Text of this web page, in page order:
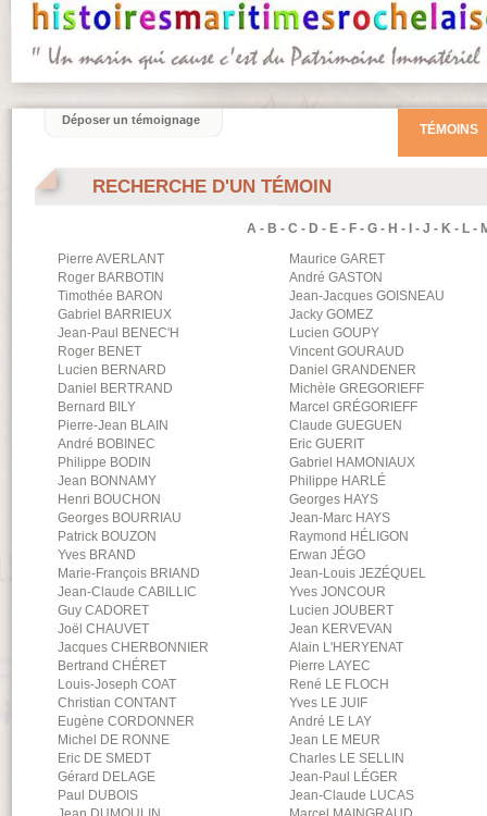
RECHERCHE D'UN TÉMOIN
A - B - C - D - E - F - G - H - - J - K - L -
Pierre AVERLANT Maurice GARET
Roger BARBOTIN André GASTON
Timothée BARON Jean-Jacques GOISNEAU
Gabriel
BARRIEUX Jacky GOMEZ
Jean-Paul
BENEC'H Lucien GOUPY
Roger BENET VincentGOURAUD
Lucien BERNARD Daniel GRANDENER
Daniel
BERTRAND Michèle GREGORIEFF
Bernard BILY Marcel GRÉGORIEFF
Pierre-Jean BLAIN Claude GUEGUEN
André BOBINEC Eric GUERIT
Philippe BODIN Gabriel
HAMONIAUX
Jean BONNAMY Philippe HARLÉ
Henri BOUCHON Georges HAYS
Georges BOURRIAU Jean-Marc HAYS
Patrick BOUZON Raymond HÉLIGON
Yves BRAND Erwan JÉGO
Marie-François BRIAND Jean-Louis JEZÉQUEL
Jean-Claude CABILLIC Yves JONCOUR
Guy CADORET Lucien JOUBERT
Joël CHAUVET Jean KERVEVAN
Jacques CHERBONNIER Alain L'HERYENAT
Bertrand CHÉRET Pierre LAYEC
Louis-Joseph COAT René LE FLOCH
Christian CONTANT Yves LE JUIF
Eugène CORDONNER André LE LAY
Michel
DE RONNE Jean LE MEUR
Eric DE SMEDT Charles LE SELLIN
Gérard DELAGE Jean-Paul
LÉGER
Paul
DUBOIS Jean-Claude LUCAS
TÉMOINS
Déposer un témoignage